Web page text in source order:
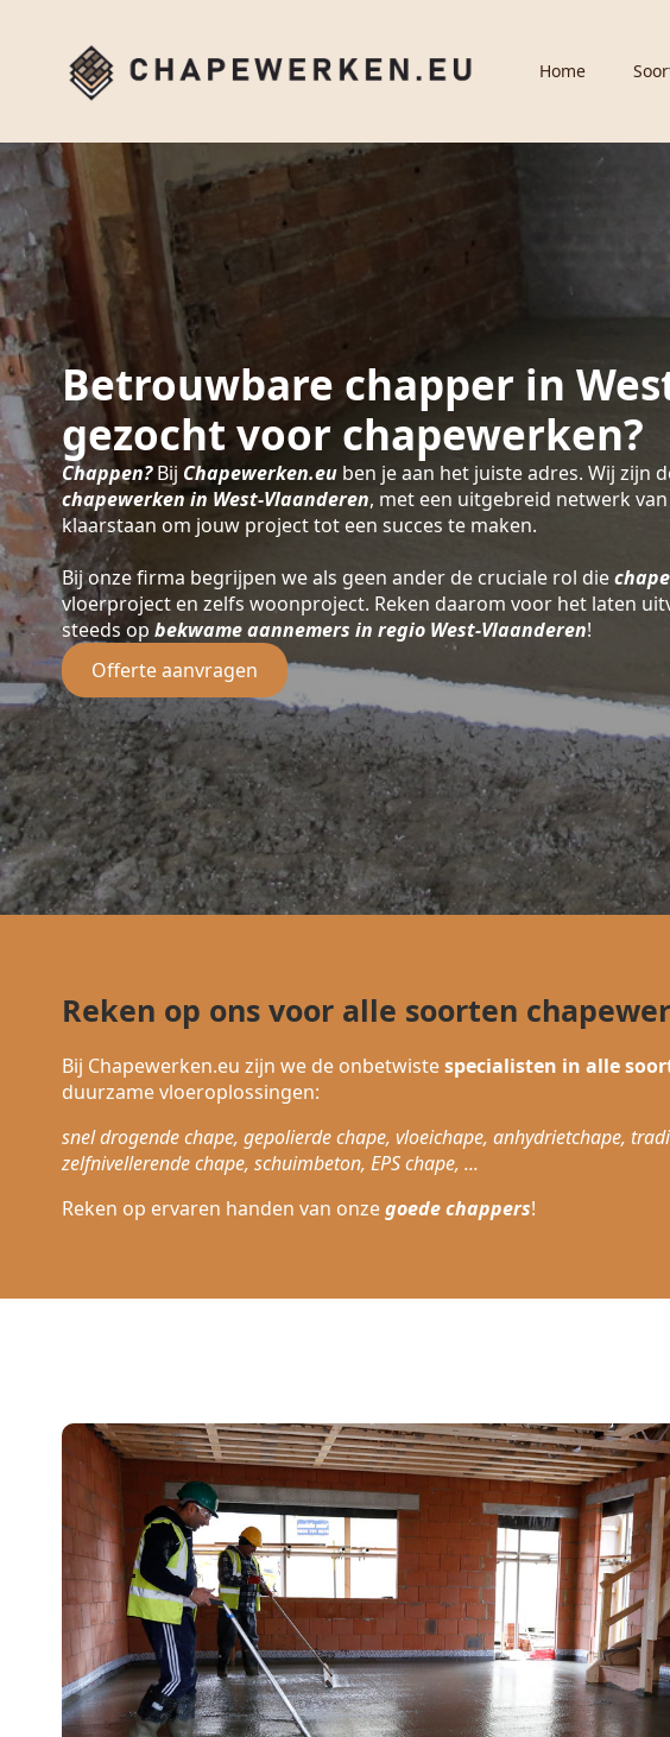
Home
Betrouwbare chapper in
gezocht voor chapewerken?
Chappen?Bij Chapewerken.eu ben je aan het juiste adres. Wij zijn
chapewerken in West-Vlaanderen, met een uitgebreid netwerk van
klaarstaan om jouw project tot een succes te maken.
Bij onze firma begrijpen we als geen ander de cruciale rol diechape
vloerproject en zelfs woonproject. Reken daarom voor het laten
steeds op bekwame aannemers in regio West-Vlaanderen!
Offerte aanvragen
Reken op ons voor alle soorten
Bij Chapewerken.eu zijn we de onbetwistespecialisten in alle
duurzame vloeroplossingen:
snel drogende chape, gepolierde chape, vloeichape, anhydrietchape,
zelfnivellerende chape, schuimbeton, EPS chape, ...
Reken op ervaren handen van onzegoede chappers!